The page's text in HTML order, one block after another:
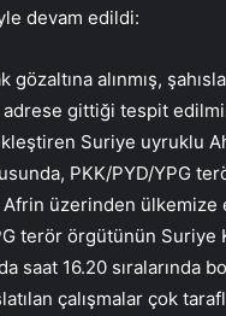
devam edildi:
alınmış,
gittiği tespit
Suriye uyruklu
PKK/PYD/YPG
üzerinden ülkemize
terör örgütünün Suriye
saat 16.20
çalışmalar çok